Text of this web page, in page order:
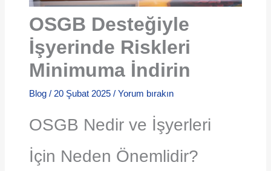
OSGB Desteğiyle
İşyerinde Riskleri
Minimuma İndirin
Blog/ 20 Şubat 2025 / Yorum bırakın
OSGB Nedir ve İşyerleri
İçin Neden Önemlidir?